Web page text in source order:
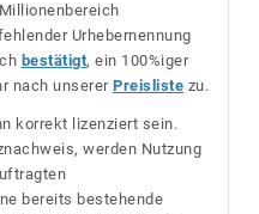
Urhebernennung
bestätigt, ein 100%iger
nach unserer Preisliste zu.
korrekt lizenziert sein.
werden Nutzung
bereits bestehende